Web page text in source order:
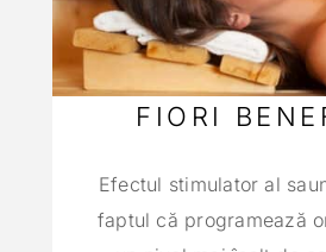
FIORI
Efectul stimulator al
faptul că programează